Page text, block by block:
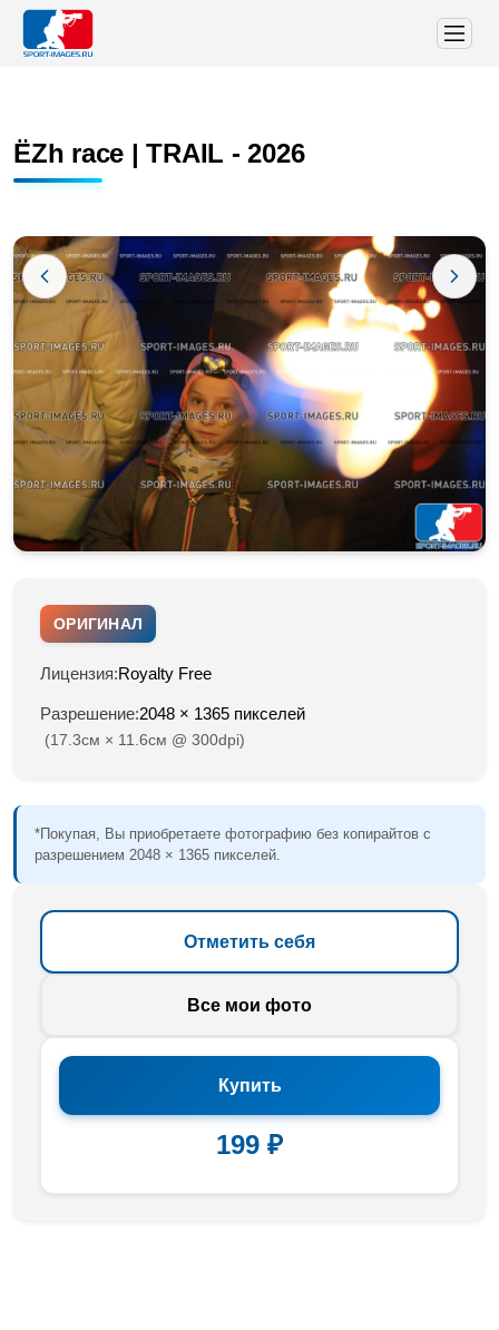
ЁZh race | TRAIL - 2026
ОРИГИНАЛ
Лицензия:Royalty Free
Разрешение:2048 × 1365 пикселей
(17.3см × 11.6см @ 300dpi)
*Покупая, Вы приобретаете фотографию без копирайтов с
разрешением 2048 × 1365 пикселей.
Отметить себя
Все мои фото
Купить
199 ₽